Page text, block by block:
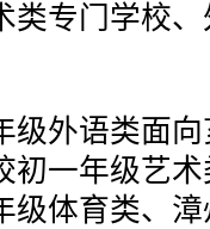
专门学校、
外语类面向
初一年级艺
级体育类、